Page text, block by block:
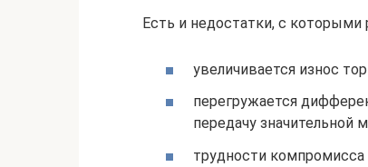
Есть и недостатки, с которыми
увеличивается износ
перегружается
передачу значительной
трудности